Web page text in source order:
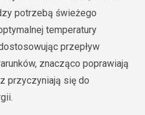
potrzebą świeżego
temperatury
przepływ
znacząco poprawiają
przyczyniają się do